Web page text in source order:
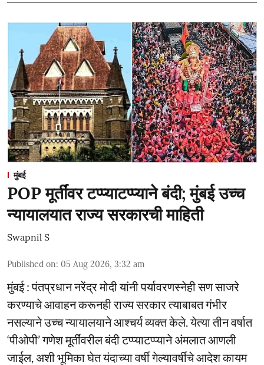
मुंबई
POP मूर्तींवर टप्प्याटप्प्याने बंदी; मुंबई उच्च
न्यायालयात राज्य सरकारची माहिती
Swapnil S
Published on: 05 Aug 2026, 3:32 am
मुंबई : पंतप्रधान नरेंद्र मोदी यांनी पर्यावरणस्नेही सण साजरे
करण्याचे आवाहन करूनही राज्य सरकार त्याबाबत गंभीर
नसल्याने उच्च न्यायालयाने आश्चर्य व्यक्त केले. येत्या तीन वर्षात
‘पीओपी’ गणेश मूर्तींवरील बंदी टप्प्याटप्प्याने अंमलात आणली
जाईल, अशी भूमिका घेत यंदाच्या वर्षी गेल्यावर्षीचे आदेश कायम